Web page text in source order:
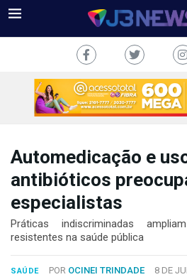
COLUNAS
FALE
CONOSCO
Automedicação e
antibióticos
especialistas
Práticas indiscriminadas
resistentes na saúde pública
SAÚDE POR OCINEI TRINDADE 8 DE